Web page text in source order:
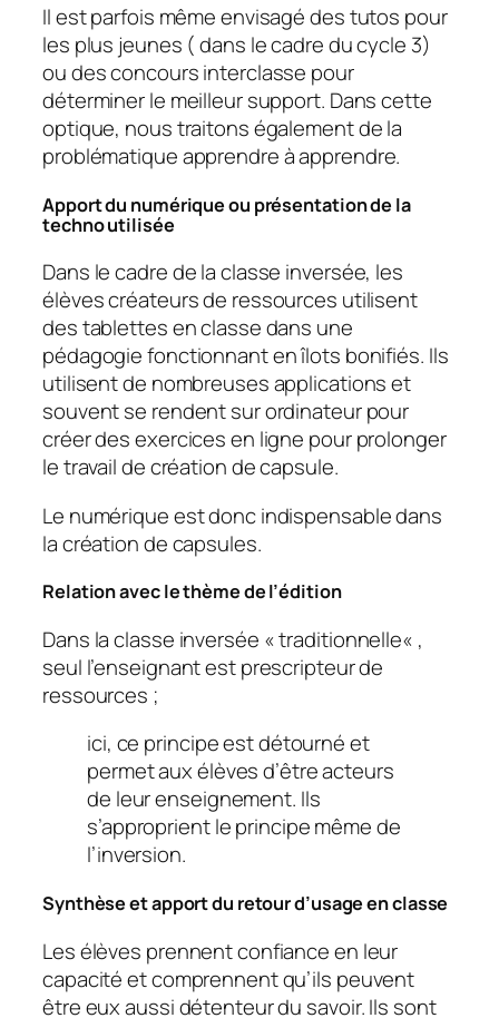
Il est parfois même envisagé des tutos pour
les plus jeunes ( dans le cadre du cycle 3)
ou des concours interclasse pour
déterminer le meilleur support. Dans cette
optique, nous traitons également de la
problématique apprendre à apprendre.
Apport du numérique ou présentation de la
techno utilisée
Dans le cadre de la classe inversée, les
élèves créateurs de ressources utilisent
des tablettes en classe dans une
pédagogie fonctionnant en îlots bonifiés. Ils
utilisent de nombreuses applications et
souvent se rendent sur ordinateur pour
créer des exercices en ligne pour prolonger
le travail de création de capsule.
Le numérique est donc indispensable dans
la création de capsules.
Relation avec le thème de l’édition
Dans la classe inversée «traditionnelle« ,
seul l’enseignant est prescripteur de
ressources ;
ici, ce principe est détourné et
permet aux élèves d’être acteurs
de leur enseignement. Ils
s’approprient le principe même de
l’inversion.
Synthèse et apport du retour d’usage en classe
Les élèves prennent confiance en leur
capacité et comprennent qu’ils peuvent
être eux aussi détenteur du savoir. Ils sont